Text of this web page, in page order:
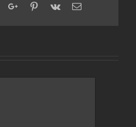
TumblrGoogle+Pinterest
Vk Email